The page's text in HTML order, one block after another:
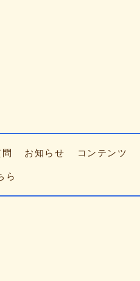
お知らせ コンテンツ
ら